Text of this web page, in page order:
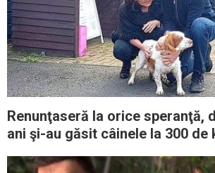
Renunţaseră la orice speranţă,
ani şi-au găsit câinele la 300 de